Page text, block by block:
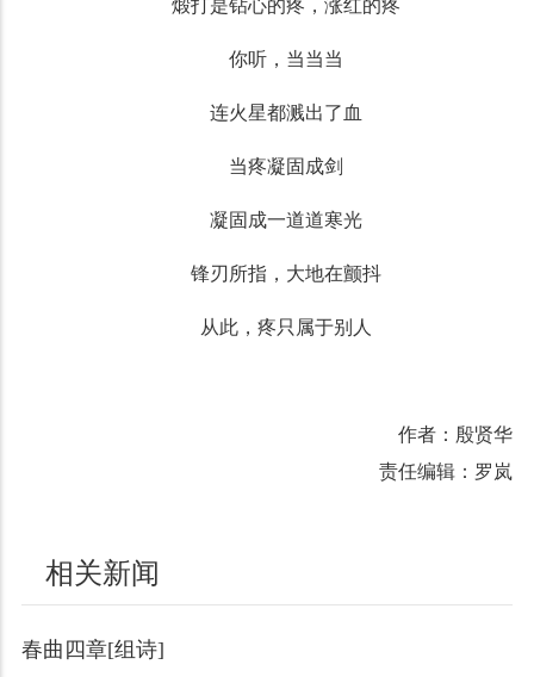
煅打是钻心的疼，涨红的疼
你听，当当当
连火星都溅出了血
当疼凝固成剑
凝固成一道道寒光
锋刃所指，大地在颤抖
从此，疼只属于别人
作者：殷贤华
责任编辑：罗岚
相关新闻
春曲四章[组诗]